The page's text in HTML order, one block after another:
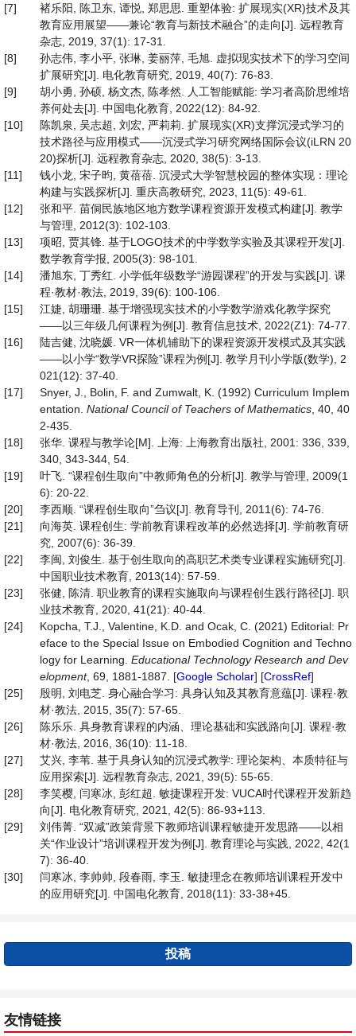
[7]
褚乐阳, 陈卫东, 谭悦, 郑思思. 重塑体验: 扩展现实(XR)技术及其
教育应用展望——兼论“教育与新技术融合”的走向[J]. 远程教育
杂志, 2019, 37(1): 17-31.
[8]
孙志伟, 李小平, 张琳, 姜丽萍, 毛旭. 虚拟现实技术下的学习空间
扩展研究[J]. 电化教育研究, 2019, 40(7): 76-83.
[9]
胡小勇, 孙硕, 杨文杰, 陈孝然. 人工智能赋能: 学习者高阶思维培
养何处去[J]. 中国电化教育, 2022(12): 84-92.
[10]
陈凯泉, 吴志超, 刘宏, 严莉莉. 扩展现实(XR)支撑沉浸式学习的
技术路径与应用模式——沉浸式学习研究网络国际会议(iLRN 20
20)探析[J]. 远程教育杂志, 2020, 38(5): 3-13.
[11]
钱小龙, 宋子昀, 黄蓓蓓. 沉浸式大学智慧校园的整体实现：理论
构建与实践探析[J]. 重庆高教研究, 2023, 11(5): 49-61.
[12]
张和平. 苗侗民族地区地方数学课程资源开发模式构建[J]. 教学
与管理, 2012(3): 102-103.
[13]
项昭, 贾其锋. 基于LOGO技术的中学数学实验及其课程开发[J].
数学教育学报, 2005(3): 98-101.
[14]
潘旭东, 丁秀红. 小学低年级数学“游园课程”的开发与实践[J]. 课
程·教材·教法, 2019, 39(6): 100-106.
[15]
江婕, 胡珊珊. 基于增强现实技术的小学数学游戏化教学探究
——以三年级几何课程为例[J]. 教育信息技术, 2022(Z1): 74-77.
[16]
陆吉健, 沈晓媛. VR一体机辅助下的课程资源开发模式及其实践
——以小学“数学VR探险”课程为例[J]. 教学月刊小学版(数学), 2
021(12): 37-40.
[17]
Snyer, J., Bolin, F. and Zumwalt, K. (1992) Curriculum Implem
entation. National Council of Teachers of Mathematics , 40, 40
2-435.
[18]
张华. 课程与教学论[M]. 上海: 上海教育出版社, 2001: 336, 339,
340, 343-344, 54.
[19]
叶飞. “课程创生取向”中教师角色的分析[J]. 教学与管理, 2009(1
6): 20-22.
[20]
李西顺. “课程创生取向”刍议[J]. 教育导刊, 2011(6): 74-76.
[21]
向海英. 课程创生: 学前教育课程改革的必然选择[J]. 学前教育研
究, 2007(6): 36-39.
[22]
李闽, 刘俊生. 基于创生取向的高职艺术类专业课程实施研究[J].
中国职业技术教育, 2013(14): 57-59.
[23]
张健, 陈清. 职业教育的课程实施取向与课程创生践行路径[J]. 职
业技术教育, 2020, 41(21): 40-44.
[24]
Kopcha, T.J., Valentine, K.D. and Ocak, C. (2021) Editorial: Pr
eface to the Special Issue on Embodied Cognition and Techno
logy for Learning. Educational Technology Research and Dev
elopment, 69, 1881-1887. [Google Scholar] [CrossRef]
[25]
殷明, 刘电芝. 身心融合学习: 具身认知及其教育意蕴[J]. 课程·教
材·教法, 2015, 35(7): 57-65.
[26]
陈乐乐. 具身教育课程的内涵、理论基础和实践路向[J]. 课程·教
材·教法, 2016, 36(10): 11-18.
[27]
艾兴, 李苇. 基于具身认知的沉浸式教学: 理论架构、本质特征与
应用探索[J]. 远程教育杂志, 2021, 39(5): 55-65.
[28]
李笑樱, 闫寒冰, 彭红超. 敏捷课程开发: VUCA时代课程开发新趋
向[J]. 电化教育研究, 2021, 42(5): 86-93+113.
[29]
刘伟菁. “双减”政策背景下教师培训课程敏捷开发思路——以相
关“作业设计”培训课程开发为例[J]. 教育理论与实践, 2022, 42(1
7): 36-40.
[30]
闫寒冰, 李帅帅, 段春雨, 李玉. 敏捷理念在教师培训课程开发中
的应用研究[J]. 中国电化教育, 2018(11): 33-38+45.
投稿
友情链接